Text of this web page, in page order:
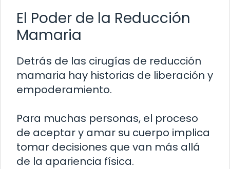
El Poder de la Reducción
Mamaria
Detrás de las cirugías de reducción
mamaria hay historias de liberación y
empoderamiento.
Para muchas personas, el proceso
de aceptar y amar su cuerpo implica
tomar decisiones que van más allá
de la apariencia física.